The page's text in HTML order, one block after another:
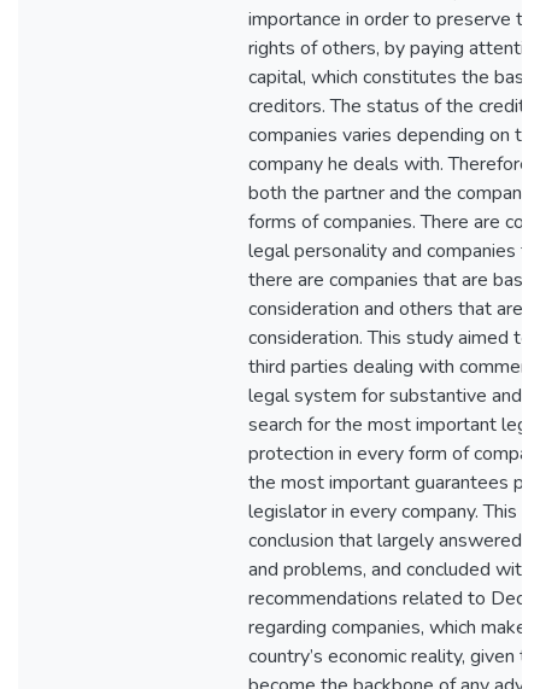
importance in order to preserve
rights of others, by paying
capital, which constitutes the
creditors. The status of the
companies varies depending on
company he deals with.
both the partner and the company
forms of companies. There are
legal personality and companies
there are companies that are
consideration and others that are
consideration. This study aimed
third parties dealing with
legal system for substantive and
search for the most important
protection in every form of
the most important guarantees
legislator in every company. This
conclusion that largely answered
and problems, and concluded
recommendations related to
regarding companies, which
country’s economic reality, given